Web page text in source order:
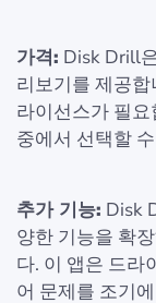
가격: Disk Drill
리보기를 제공
라이선스가 필
중에서 선택할
추가 기능: Disk
양한 기능을 확
다. 이 앱은 드라
어 문제를 조기